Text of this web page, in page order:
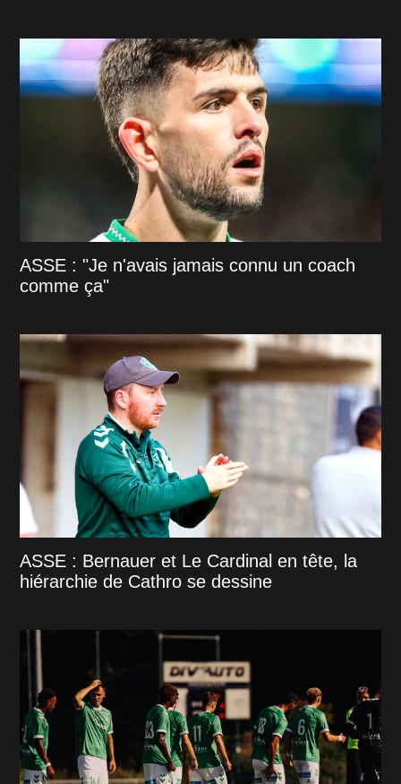
ASSE : "Je n'avais jamais connu un coach
comme ça"
ASSE : Bernauer et Le Cardinal en tête, la
hiérarchie de Cathro se dessine